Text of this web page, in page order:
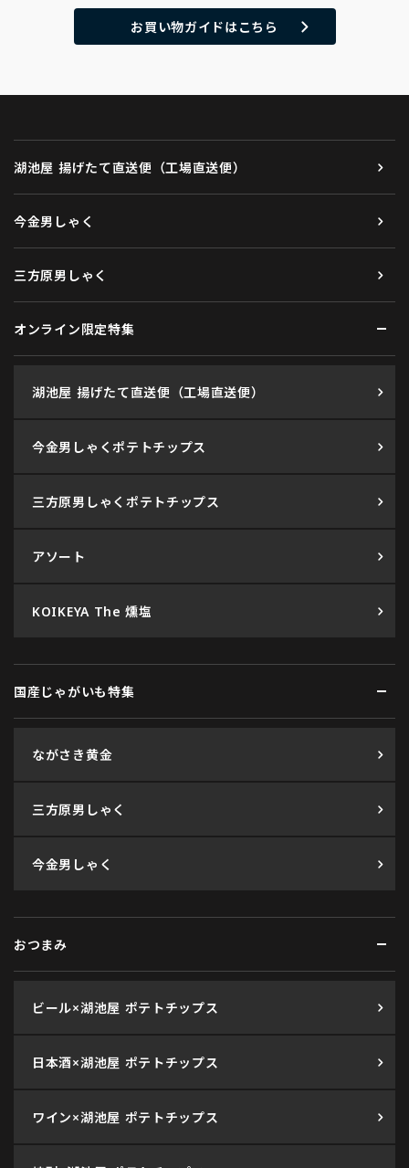
お買い物ガイドはこちら
湖池屋 揚げたて直送便（工場直送便）
今金男しゃく
三方原男しゃく
オンライン限定特集
湖池屋 揚げたて直送便（工場直送便）
今金男しゃくポテトチップス
三方原男しゃくポテトチップス
アソート
KOIKEYA The 燻塩
国産じゃがいも特集
ながさき黄金
三方原男しゃく
今金男しゃく
おつまみ
ビール×湖池屋 ポテトチップス
日本酒×湖池屋 ポテトチップス
ワイン×湖池屋 ポテトチップス